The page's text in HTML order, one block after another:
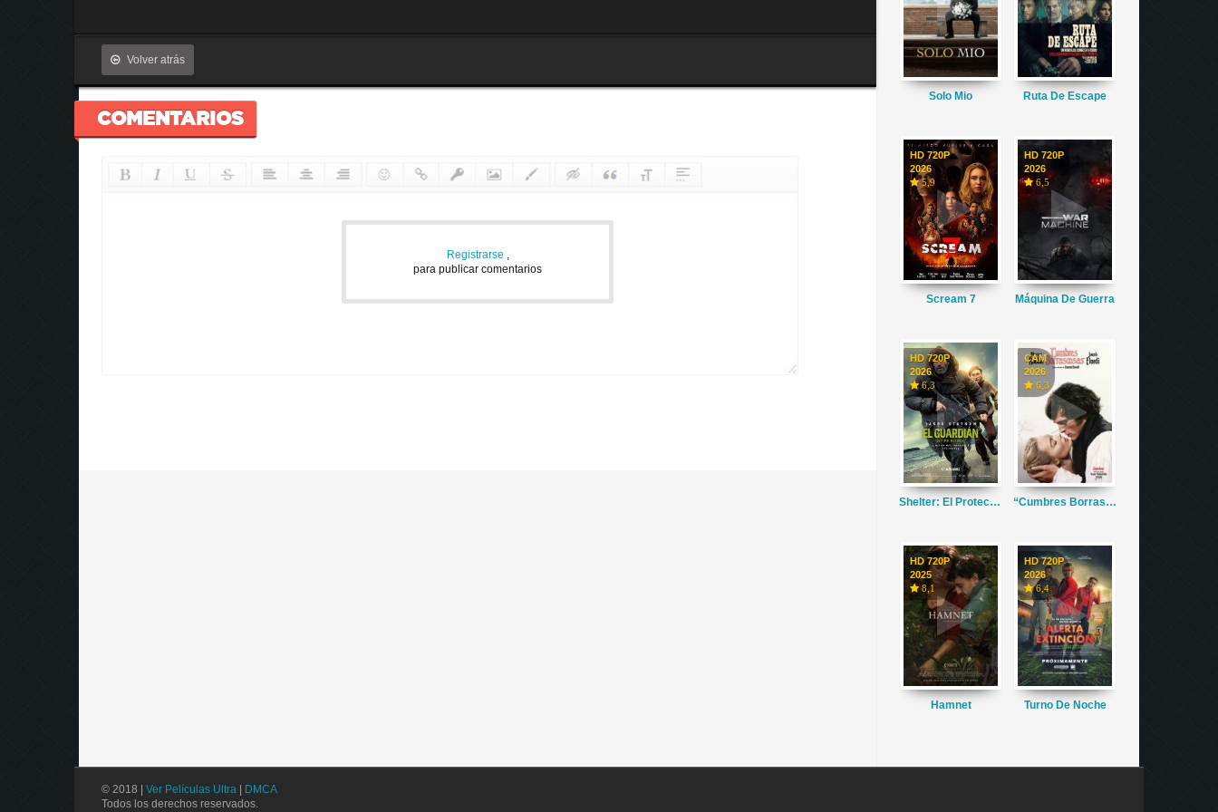
Volver atrás
COMENTARIOS
Registrarse ,
para publicar comentarios
Solo Mio Ruta De Escape
HD 720P
2026
5,9
Scream 7
HD 720P
2026
6,5
Máquina De Guerra
HD 720P
2026
6,3
Shelter: El Protector
CAM
2026
6,3
“Cumbres Borrascosas”
HD 720P
2025
8,1
Hamnet
HD 720P
2026
6,4
Turno De Noche
© 2018 | Ver Películas Ultra
DMCA
Todos los derechos reservados.